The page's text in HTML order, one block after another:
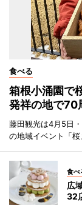
食べる
箱根小涌園で
発祥の地で70
藤田観光は4月5日
の地域イベント「桜
食べ
広
32